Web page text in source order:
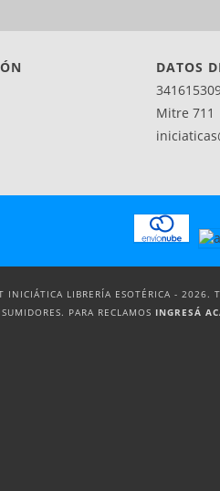
DATOS
Mitre 711
INICIÁTICA LIBRERÍA ESOTÉRICA - 2026.
PARA RECLAMOS INGRESÁ